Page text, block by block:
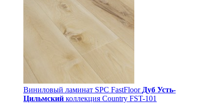
Виниловый ламинат SPC FastFloor Дуб Усть-
Цильмский коллекция Country FST-101